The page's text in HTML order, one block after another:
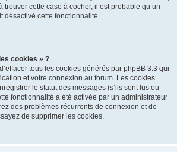
trouver cette case à cocher, il est probable qu’un
désactivé cette fonctionnalité.
cookies » ?
tous les cookies générés par phpBB 3.3 qui
et votre connexion au forum. Les cookies
le statut des messages (s’ils sont lus ou
fonctionnalité a été activée par un administrateur
des problèmes récurrents de connexion et de
de supprimer les cookies.